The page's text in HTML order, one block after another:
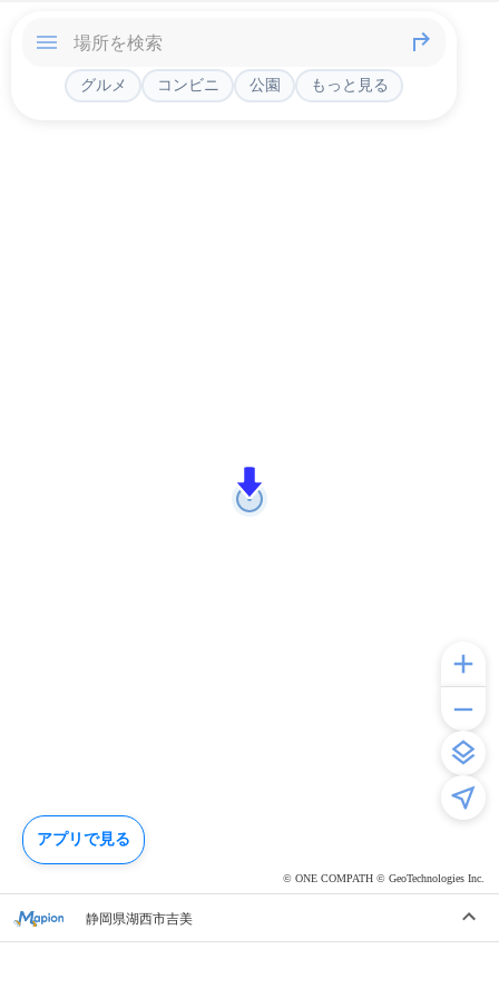
© ONE COMPATH © GeoTechnologies Inc.
グルメ コンビニ 公園 もっと見る
静岡県湖西市吉美
アプリで見る